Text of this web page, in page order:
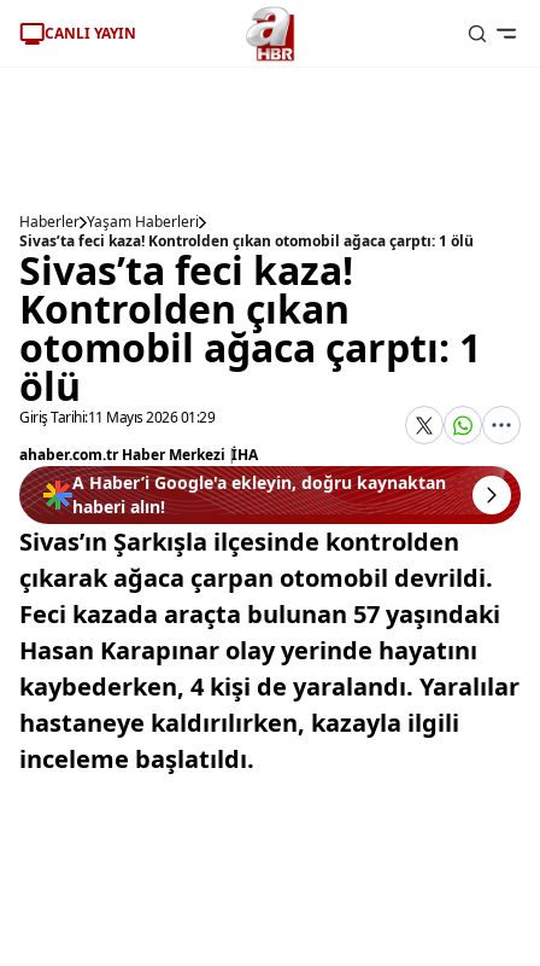
CANLI YAYIN
Haberler Yaşam Haberleri
Sivas’ta feci kaza! Kontrolden çıkan otomobil ağaca çarptı: 1 ölü
Sivas’ta feci kaza!
Kontrolden çıkan
otomobil ağaca çarptı: 1
ölü
Giriş Tarihi:11 Mayıs 2026 01:29
ahaber.com.tr Haber Merkezi |İHA
A Haber’i Google'a ekleyin, doğru kaynaktan
haberi alın!
Sivas’ın Şarkışla ilçesinde kontrolden
çıkarak ağaca çarpan otomobil devrildi.
Feci kazada araçta bulunan 57 yaşındaki
Hasan Karapınar olay yerinde hayatını
kaybederken, 4 kişi de yaralandı. Yaralılar
hastaneye kaldırılırken, kazayla ilgili
inceleme başlatıldı.